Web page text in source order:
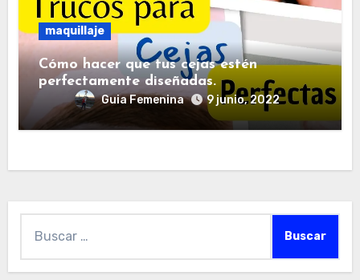
maquillaje
Cómo hacer que tus cejas estén
perfectamente diseñadas.
Guia Femenina 9 junio, 2022